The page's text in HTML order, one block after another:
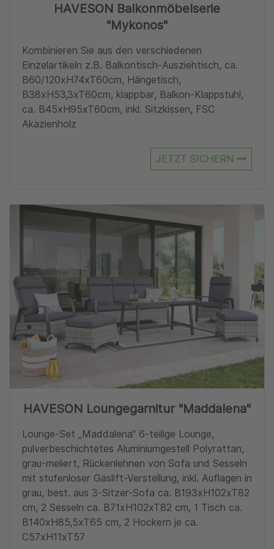
HAVESON Balkonmöbelserie
"Mykonos"
Kombinieren Sie aus den verschiedenen
Einzelartikeln z.B. Balkontisch-Ausziehtisch, ca.
B60/120xH74xT60cm, Hängetisch,
B38xH53,3xT60cm, klappbar, Balkon-Klappstuhl,
ca. B45xH95xT60cm, inkl. Sitzkissen, FSC
Akazienholz
JETZT SICHERN
HAVESON Loungegarnitur "Maddalena"
Lounge-Set „Maddalena“ 6-teilige Lounge,
pulverbeschichtetes Aluminiumgestell Polyrattan,
grau-meliert, Rückenlehnen von Sofa und Sesseln
mit stufenloser Gaslift-Verstellung, inkl. Auflagen in
grau, best. aus 3-Sitzer-Sofa ca. B193xH102xT82
cm, 2 Sesseln ca. B71xH102xT82 cm, 1 Tisch ca.
B140xH85,5xT65 cm, 2 Hockern je ca.
C57xH11xT57